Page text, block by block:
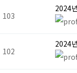
103
2024
102
2024